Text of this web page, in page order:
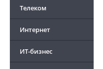
Телеком
Интернет
ИТ-бизнес